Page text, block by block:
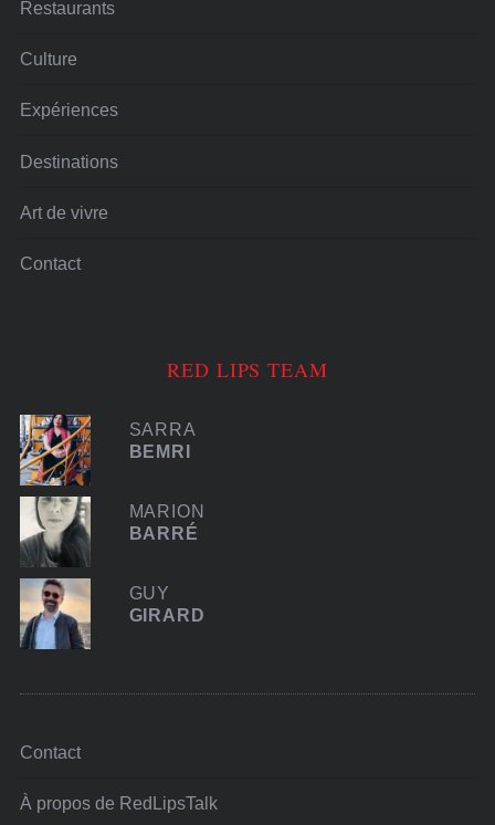
Restaurants
Culture
Expériences
Destinations
Art de vivre
Contact
RED LIPS TEAM
SARRA
BEMRI
MARION
BARRÉ
GUY
GIRARD
Contact
À propos de RedLipsTalk